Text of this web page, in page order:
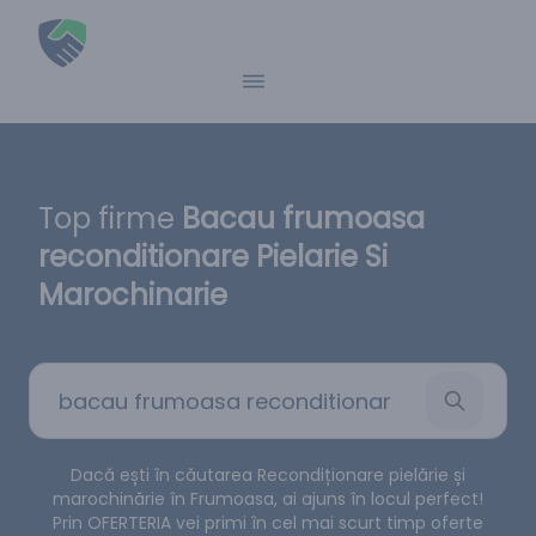
Top firme Bacau frumoasa
reconditionare Pielarie Si
Marochinarie
Dacă ești în căutarea Recondiționare pielărie și
marochinărie în Frumoasa, ai ajuns în locul perfect!
Prin OFERTERIA vei primi în cel mai scurt timp oferte